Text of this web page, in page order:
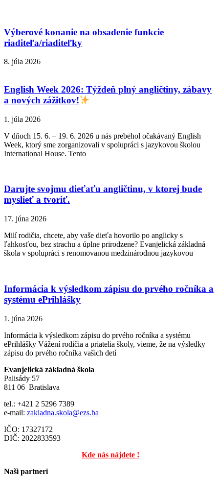
Výberové konanie na obsadenie funkcie
riaditeľa/riaditeľky
8. júla 2026
English Week 2026: Týždeň plný angličtiny, zábavy
a nových zážitkov!
1. júla 2026
V dňoch 15. 6. – 19. 6. 2026 u nás prebehol očakávaný English
Week, ktorý sme zorganizovali v spolupráci s jazykovou školou
International House. Tento
Darujte svojmu dieťaťu angličtinu, v ktorej bude
myslieť a tvoriť.
17. júna 2026
Milí rodičia, chcete, aby vaše dieťa hovorilo po anglicky s
ľahkosťou, bez strachu a úplne prirodzene? Evanjelická základná
škola v spolupráci s renomovanou medzinárodnou jazykovou
Informácia k výsledkom zápisu do prvého ročníka a
systému ePrihlášky
1. júna 2026
Informácia k výsledkom zápisu do prvého ročníka a systému
ePrihlášky Vážení rodičia a priatelia školy, vieme, že na výsledky
zápisu do prvého ročníka vašich detí
Evanjelická základná škola
Palisády 57
811 06 Bratislava
tel.: +421 2 5296 7389
e-mail: zakladna.skola@ezs.ba
IČO: 17327172
DIČ: 2022833593
Kde nás nájdete !
Naši partneri